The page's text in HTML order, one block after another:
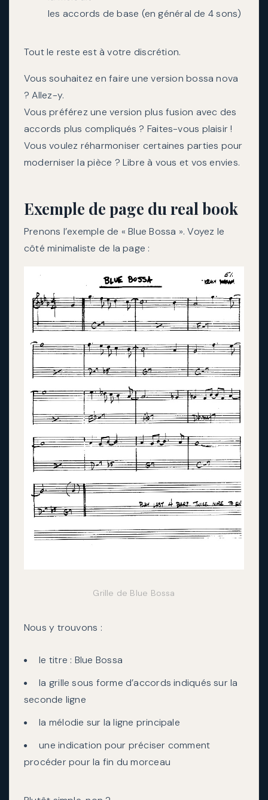
les accords de base (en général de 4 sons)
Tout le reste est à votre discrétion.
Vous souhaitez en faire une version bossa nova
? Allez-y.
Vous préférez une version plus fusion avec des
accords plus compliqués ? Faites-vous plaisir !
Vous voulez réharmoniser certaines parties pour
moderniser la pièce ? Libre à vous et vos envies.
Exemple de page du real book
Prenons l’exemple de « Blue Bossa ». Voyez le
côté minimaliste de la page :
Grille de Blue Bossa
Nous y trouvons :
le titre : Blue Bossa
la grille sous forme d’accords indiqués sur la
seconde ligne
la mélodie sur la ligne principale
une indication pour préciser comment
procéder pour la fin du morceau